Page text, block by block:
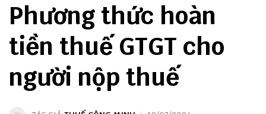
Phương thức hoàn
tiền thuế GTGT cho
người nộp thuế